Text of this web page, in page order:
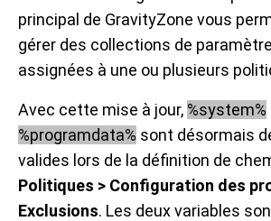
principal de GravityZone vous
gérer des collections de
assignées à une ou plusieurs
Avec cette mise à jour, %system%
%programdata% sont désormais
valides lors de la définition de
Politiques > Configuration des
Exclusions. Les deux variables